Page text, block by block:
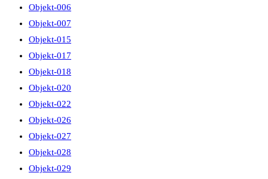
Objekt-006
Objekt-007
Objekt-015
Objekt-017
Objekt-018
Objekt-020
Objekt-022
Objekt-026
Objekt-027
Objekt-028
Objekt-029